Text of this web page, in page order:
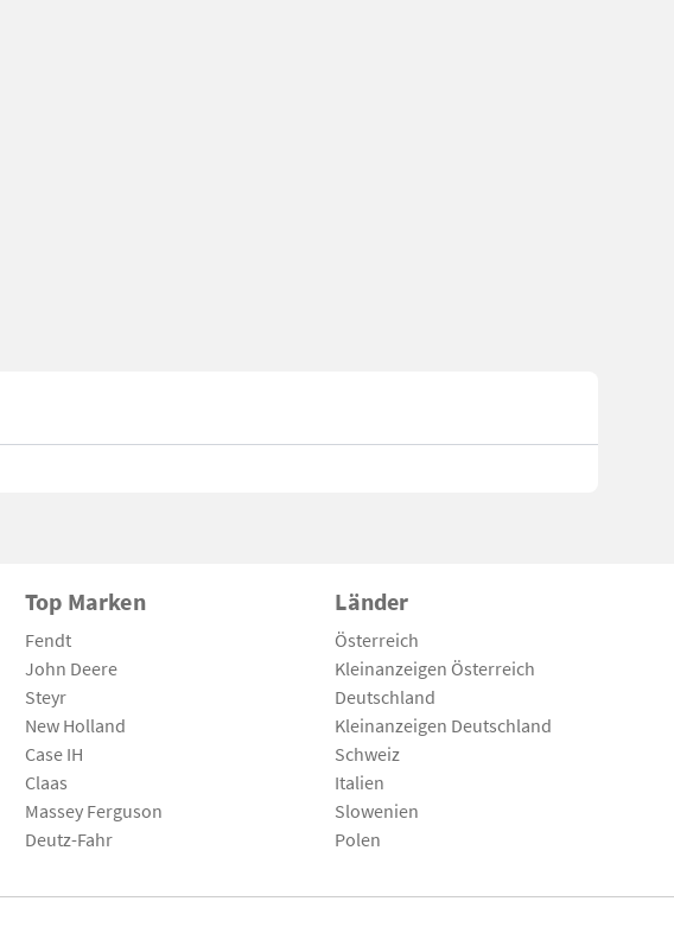
Top Marken
Fendt
John Deere
Steyr
New Holland
Case IH
Claas
Massey Ferguson
Deutz-Fahr
Länder
Österreich
Kleinanzeigen Österreich
Deutschland
Kleinanzeigen Deutschland
Schweiz
Italien
Slowenien
Polen